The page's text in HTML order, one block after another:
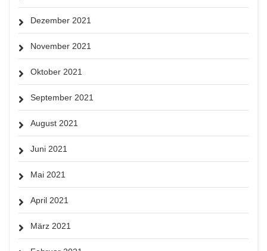
Dezember 2021
November 2021
Oktober 2021
September 2021
August 2021
Juni 2021
Mai 2021
April 2021
März 2021